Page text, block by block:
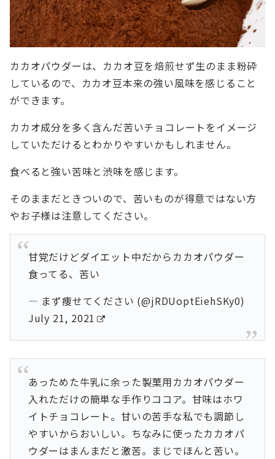
カカオパウダーは、カカオ豆を焙煎せず生のまま粉砕
しているので、カカオ豆本来の強い風味を感じること
ができます。
カカオ成分を多く含んだ苦いチョコレートをイメージ
していただけるとわかりやすいかもしれません。
食べると強い苦味と渋味を感じます。
そのままだときついので、苦いものが得意ではない方
やお子様は注意してください。
甘党だけどダイエット中だからカカオパウダー
食ってる、苦い
— まず痩せてください (@jRDUoptEiehSKy0)
July 21, 2021
あっためた牛乳に余った製菓用カカオパウダー
入れただけの簡単な手作りココア。甘味はホワ
イトチョコレート。甘いの苦手な私でも調節し
やすいからおいしい。ちなみに使ったカカオパ
ウダーはまんまだと激苦。まじでほんと苦い。